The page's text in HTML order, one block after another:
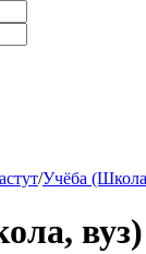
/Учёба
вуз)